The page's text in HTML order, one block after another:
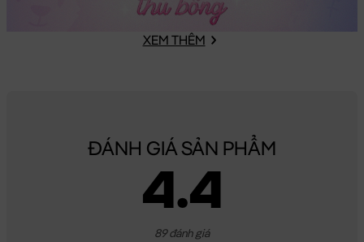
XEM THÊM
ĐÁNH GIÁ SẢN PHẨM
4.4
89 đánh giá